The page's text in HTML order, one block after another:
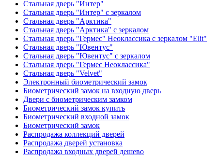
Стальная дверь "Интер"
Стальная дверь "Интер" с зеркалом
Стальная дверь "Арктика"
Стальная дверь "Арктика" с зеркалом
Стальная дверь "Гермес" Неоклассика с зеркалом "Elit"
Стальная дверь "Ювентус"
Стальная дверь "Ювентус" с зеркалом
Стальная дверь "Гермес Неоклассика"
Стальная дверь "Velvet"
Электронный биометрический замок
Биометрический замок на входную дверь
Двери с биометрическим замком
Биометрический замок купить
Биометрический входной замок
Биометрический замок
Распродажа коллекций дверей
Распродажа дверей установка
Распродажа входных дверей дешево